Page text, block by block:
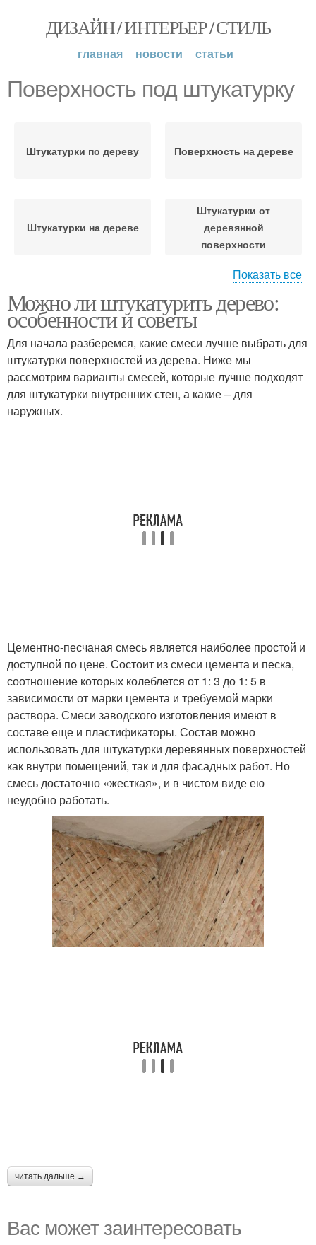
ДИЗАЙН / ИНТЕРЬЕР / СТИЛЬ
главная новости статьи
Поверхность под штукатурку
Штукатурки по дереву Поверхность на дереве
Штукатурки на дереве
Штукатурки от
деревянной
поверхности
Гипсовая штукатурка Фактурные штукатурки
Показать все
Можно ли штукатурить дерево:
особенности и советы
Для начала разберемся, какие смеси лучше выбрать для
штукатурки поверхностей из дерева. Ниже мы
рассмотрим варианты смесей, которые лучше подходят
для штукатурки внутренних стен, а какие – для
наружных.
Цементно-песчаная смесь является наиболее простой и
доступной по цене. Состоит из смеси цемента и песка,
соотношение которых колеблется от 1: 3 до 1: 5 в
зависимости от марки цемента и требуемой марки
раствора. Смеси заводского изготовления имеют в
составе еще и пластификаторы. Состав можно
использовать для штукатурки деревянных поверхностей
как внутри помещений, так и для фасадных работ. Но
смесь достаточно «жесткая», и в чистом виде ею
неудобно работать.
читать дальше →
Вас может заинтересовать